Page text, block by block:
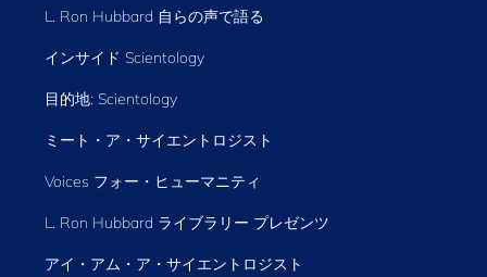
L. Ron Hubbard 自らの声で語る
インサイド Scientology
目的地: Scientology
ミート・ア・サイエントロジスト
Voices フォー・ヒューマニティ
L. Ron Hubbard ライブラリー プレゼンツ
アイ・アム・ア・サイエントロジスト